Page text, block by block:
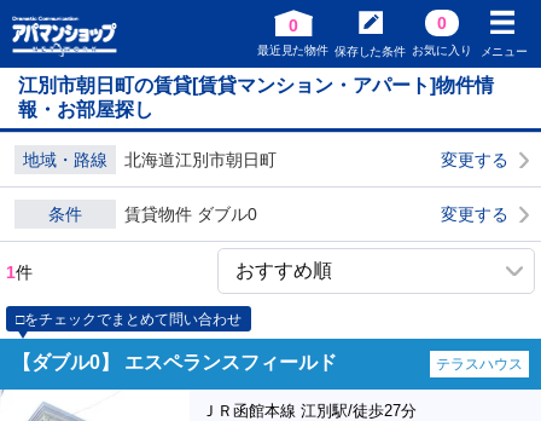
0
最近見た物件 保存した条件
0
お気に入り メニュー
江別市朝日町の賃貸[賃貸マンション・アパート]物件情
報・お部屋探し
地域・路線 北海道江別市朝日町 変更する
条件 賃貸物件 ダブル0 変更する
1件
□をチェックでまとめて問い合わせ
【ダブル0】 エスペランスフィールド テラスハウス
ＪＲ函館本線 江別駅/徒歩27分